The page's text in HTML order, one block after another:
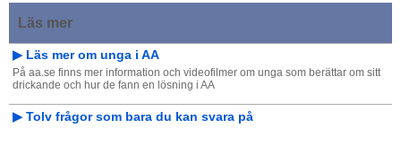
Läs mer
▶︎ Läs mer om unga i AA
På aa.se finns mer information och videofilmer om unga som berättar om sitt
drickande och hur de fann en lösning i AA
▶︎ Tolv frågor som bara du kan svara på